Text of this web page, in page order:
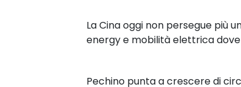
La Cina oggi non persegue più
energy e mobilità elettrica
Pechino punta a crescere di